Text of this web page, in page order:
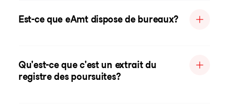
Est-ce que eAmt dispose de bureaux?
Qu'est-ce que c'est un extrait du
registre des poursuites?